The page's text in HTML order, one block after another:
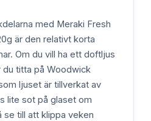
med Meraki Fresh
är den relativt korta
Om du vill ha ett doftljus
du titta på Woodwick
ljuset är tillverkat av
lite sot på glaset om
se till att klippa veken